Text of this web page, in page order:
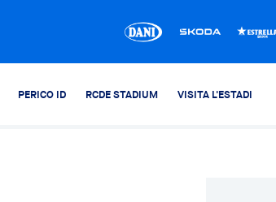
PERICO ID RCDE STADIUM VISITA L'ESTADI